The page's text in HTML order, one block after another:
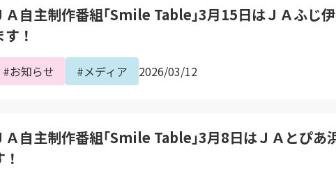
Ａ自主制作番組｢Smile Table｣3月15日はＪＡふじ
す！
#お知らせ #メディア 2026/03/12
Ａ自主制作番組｢Smile Table｣3月8日はＪＡとぴあ